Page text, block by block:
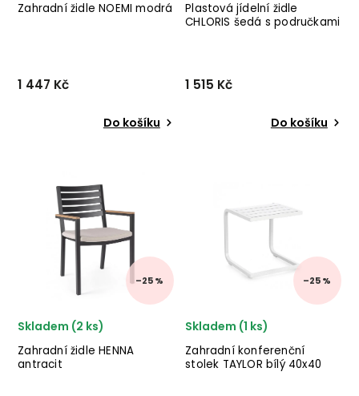
Zahradní židle NOEMI modrá
1 447 Kč
Do košíku
stylového nábytku BIZZOTTO
v provedení masivního
akáciového dřeva. ✅ krásný
nábytek ✅ kvalitní materiály
Plastová jídelní židle
CHLORIS šedá s područkami
1 515 Kč
Do košíku
provedení a šedé barvě.
–25 %
Zahradní židle HENNA
antracit
Skladem (2 ks)
–25 %
Zahradní konferenční
stolek TAYLOR bílý 40x40
Skladem (1 ks)